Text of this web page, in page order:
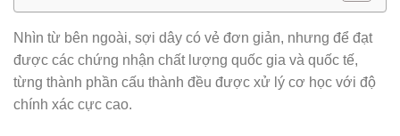
Nhìn từ bên ngoài, sợi dây có vẻ đơn giản, nhưng để đạt
được các chứng nhận chất lượng quốc gia và quốc tế,
từng thành phần cấu thành đều được xử lý cơ học với độ
chính xác cực cao.